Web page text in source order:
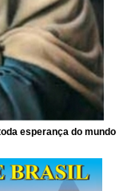
esperança do mundo